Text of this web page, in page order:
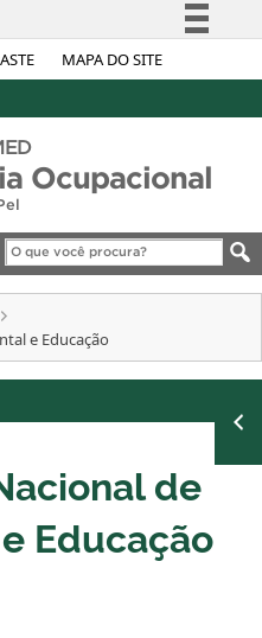
MAPA DO SITE
Simplifique!
Acesso à informação
Legislação
Canais
Ocupacional
e Educação
de
Educação